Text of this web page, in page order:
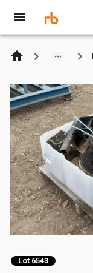
Lot 6543